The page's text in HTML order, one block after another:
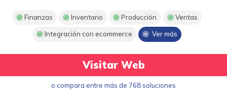
Finanzas Inventario Producción Ventas
Integración con ecommerce Ver más
Visitar Web
o compara entre más de 768 soluciones